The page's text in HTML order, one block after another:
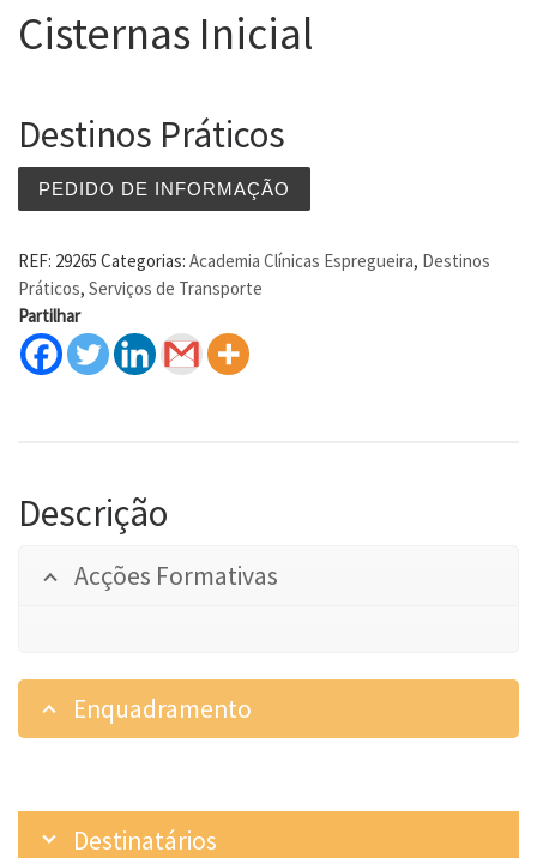
Cisternas Inicial
Destinos Práticos
PEDIDO DE INFORMAÇÃO
REF: 29265 Categorias: Academia Clínicas Espregueira, Destinos
Práticos, Serviços de Transporte
Partilhar
Descrição
Acções Formativas
Enquadramento
Destinatários